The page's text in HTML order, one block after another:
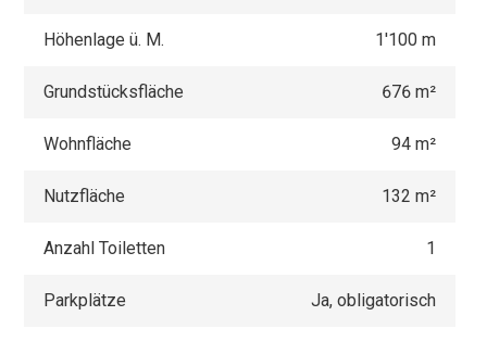
Höhenlage ü. M. 1'100 m
Grundstücksfläche 676 m²
Wohnfläche 94 m²
Nutzfläche 132 m²
Anzahl Toiletten 1
Parkplätze Ja, obligatorisch